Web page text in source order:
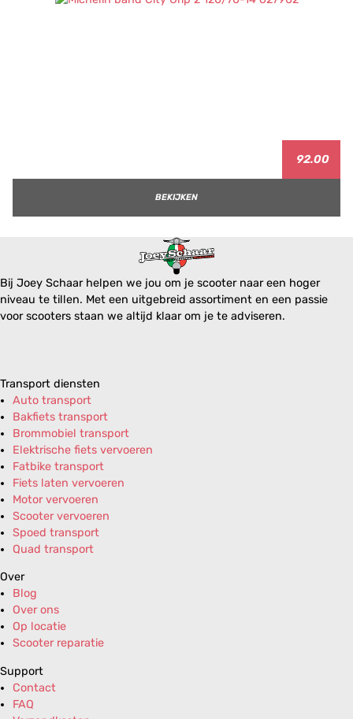
92.00
BEKIJKEN
Bij Joey Schaar helpen we jou om je scooter naar een hoger
niveau te tillen. Met een uitgebreid assortiment en een passie
voor scooters staan we altijd klaar om je te adviseren.
Transport diensten
Auto transport
Bakfiets transport
Brommobiel transport
Elektrische fiets vervoeren
Fatbike transport
Fiets laten vervoeren
Motor vervoeren
Scooter vervoeren
Spoed transport
Quad transport
Over
Blog
Over ons
Op locatie
Scooter reparatie
Support
Contact
FAQ